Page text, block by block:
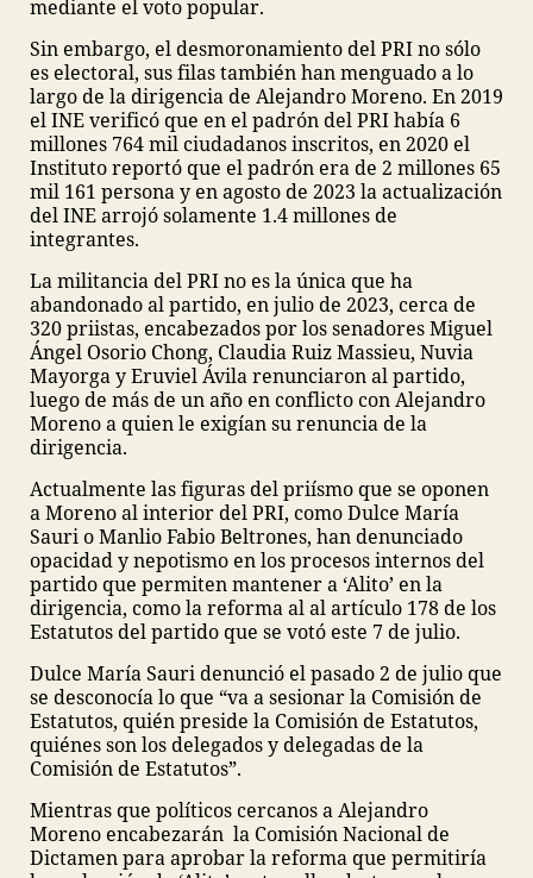
mediante el voto popular.
Sin embargo, el desmoronamiento del PRI no sólo
es electoral, sus filas también han menguado a lo
largo de la dirigencia de Alejandro Moreno. En 2019
el INE verificó que en el padrón del PRI había 6
millones 764 mil ciudadanos inscritos, en 2020 el
Instituto reportó que el padrón era de 2 millones 65
mil 161 persona y en agosto de 2023 la actualización
del INE arrojó solamente 1.4 millones de
integrantes.
La militancia del PRI no es la única que ha
abandonado al partido, en julio de 2023, cerca de
320 priistas, encabezados por los senadores Miguel
Ángel Osorio Chong, Claudia Ruiz Massieu, Nuvia
Mayorga y Eruviel Ávila renunciaron al partido,
luego de más de un año en conflicto con Alejandro
Moreno a quien le exigían su renuncia de la
dirigencia.
Actualmente las figuras del priísmo que se oponen
a Moreno al interior del PRI, como Dulce María
Sauri o Manlio Fabio Beltrones, han denunciado
opacidad y nepotismo en los procesos internos del
partido que permiten mantener a ‘Alito’ en la
dirigencia, como la reforma al al artículo 178 de los
Estatutos del partido que se votó este 7 de julio.
Dulce María Sauri denunció el pasado 2 de julio que
se desconocía lo que “va a sesionar la Comisión de
Estatutos, quién preside la Comisión de Estatutos,
quiénes son los delegados y delegadas de la
Comisión de Estatutos”.
Mientras que políticos cercanos a Alejandro
Moreno encabezarán la Comisión Nacional de
Dictamen para aprobar la reforma que permitiría